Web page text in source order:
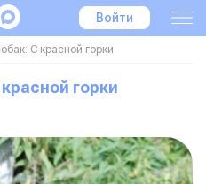
Войти
С красной горки
горки